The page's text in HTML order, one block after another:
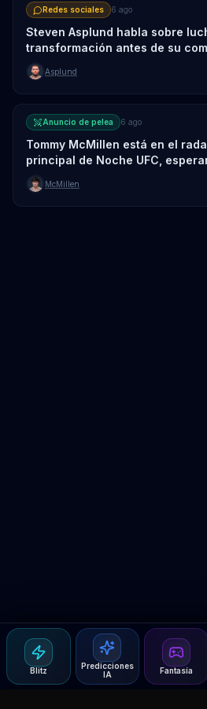
Blitz
Predicciones
IA
Fantasía
Redes sociales 6 ago
Steven Asplund habla sobre
transformación antes de su
semana
Asplund
Anuncio de pelea 6 ago
Tommy McMillen está en el
principal de Noche UFC,
oponente
McMillen